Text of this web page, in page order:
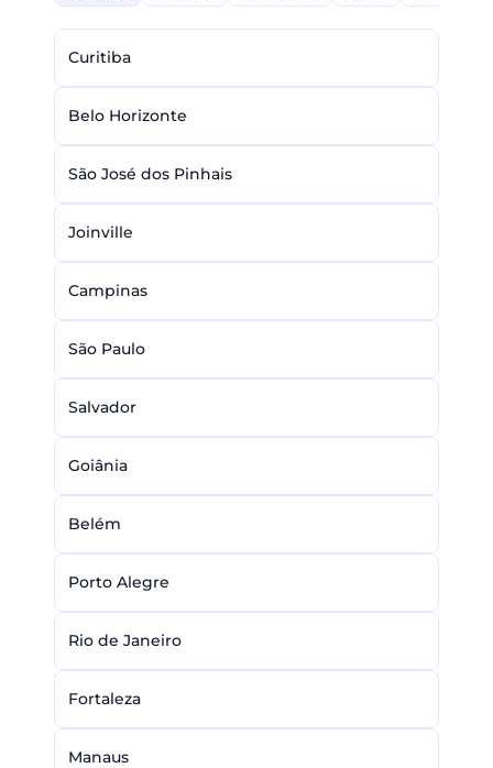
Curitiba
Belo Horizonte
São José dos Pinhais
Joinville
Campinas
São Paulo
Salvador
Goiânia
Belém
Porto Alegre
Rio de Janeiro
Fortaleza
Manaus